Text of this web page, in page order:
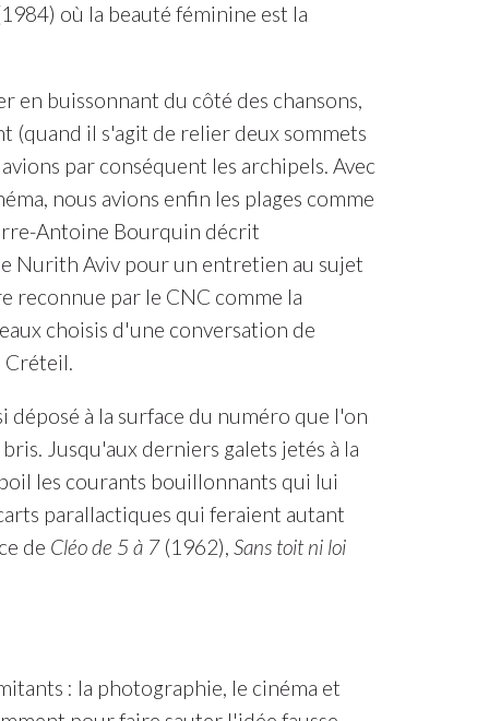
où la beauté féminine est la
buissonnant du côté des chansons,
(quand il s'agit de relier deux sommets
par conséquent les archipels. Avec
nous avions enfin les plages comme
Antoine Bourquin décrit
Nurith Aviv pour un entretien au sujet
reconnue par le CNC comme la
choisis d'une conversation de
Créteil.
déposé à la surface du numéro que l'on
Jusqu'aux derniers galets jetés à la
les courants bouillonnants qui lui
parallactiques qui feraient autant
de Cléo de 5 à 7(1962), Sans toit ni loi
: la photographie, le cinéma et